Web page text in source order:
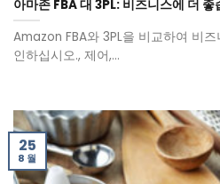
아마존 FBA 대 3PL: 비즈니스에 더 좋
Amazon FBA와 3PL을 비교하여 비
인하십시오., 제어,...
25
8 월